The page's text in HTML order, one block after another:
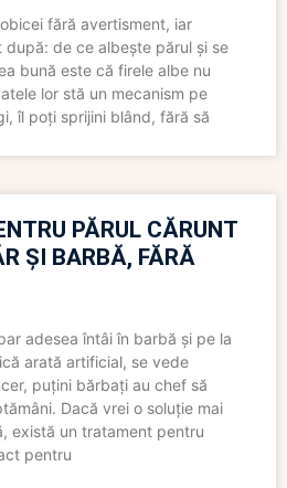
fără avertisment, iar
de ce albește părul și se
bună este că firele albe nu
lor stă un mecanism pe
îl poți sprijini blând, fără să
PĂRUL CĂRUNT
ȘI BARBĂ, FĂRĂ
adesea întâi în barbă și pe la
arată artificial, se vede
puțini bărbați au chef să
Dacă vrei o soluție mai
există un tratament pentru
pentru